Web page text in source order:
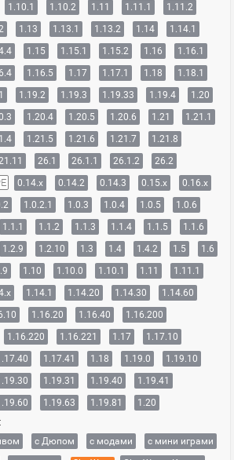
1.10.1 1.10.2 1.11 1.11.1
1.11.2
1.13 1.13.1 1.13.2 1.14
1.14.1
1.15 1.15.1 1.15.2 1.16
1.16.1
1.16.5 1.17 1.17.1 1.18
1.18.1
1.19.2 1.19.3 1.19.33 1.19.4
1.20
1.20.4 1.20.5 1.20.6 1.21
1.21.1
1.21.5 1.21.6 1.21.7
1.21.8
26.1 26.1.1 26.1.2 26.2
0.14.x 0.14.2 0.14.3 0.15.x
0.16.x
1.0.2.1 1.0.3 1.0.4 1.0.5
1.0.6
1.1.1 1.1.2 1.1.3 1.1.4 1.1.5
1.1.6
1.2.9 1.2.10 1.3 1.4 1.4.2 1.5
1.6
1.10 1.10.0 1.10.1 1.11
1.11.1
1.14.1 1.14.20 1.14.30
1.14.60
1.16.20 1.16.40
1.16.200
1.16.220 1.16.221 1.17
1.17.10
1.17.41 1.18 1.19.0
1.19.10
1.19.31 1.19.40
1.19.41
1.19.63 1.19.81 1.20
с Дюпом с модами
с мини играми